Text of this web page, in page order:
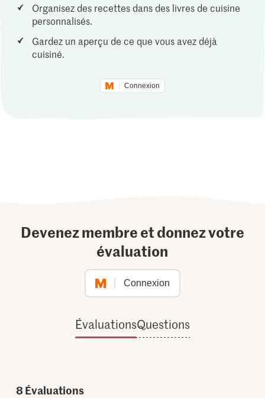
Organisez des recettes dans des livres de cuisine
personnalisés.
Gardez un aperçu de ce que vous avez déjà
cuisiné.
Connexion
Devenez membre et donnez votre
évaluation
Connexion
ÉvaluationsQuestions
8Évaluations